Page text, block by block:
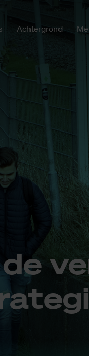
Achtergrond